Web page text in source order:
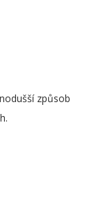
způsob